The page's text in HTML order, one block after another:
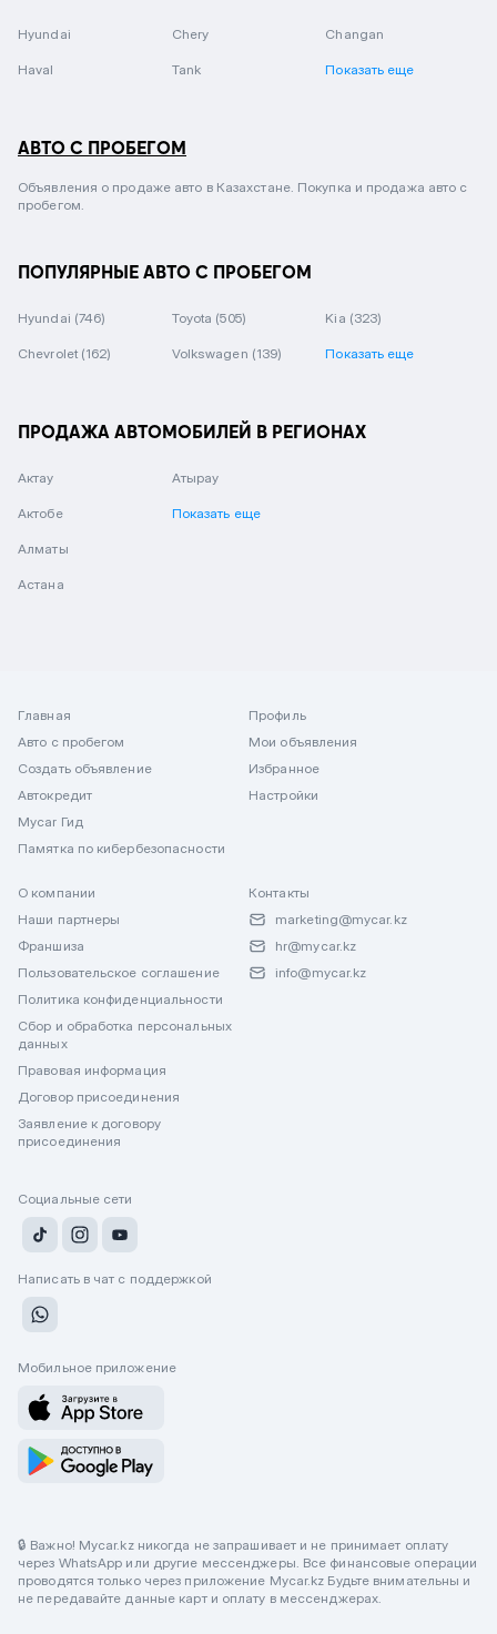
Hyundai Chery Changan
Haval Tank Показать еще
АВТО С ПРОБЕГОМ
Объявления о продаже авто в Казахстане. Покупка и продажа авто с
пробегом.
ПОПУЛЯРНЫЕ АВТО С ПРОБЕГОМ
Hyundai (746) Toyota (505) Kia (323)
Chevrolet (162) Volkswagen (139) Показать еще
ПРОДАЖА АВТОМОБИЛЕЙ В РЕГИОНАХ
Актау
Актобе
Алматы
Астана
Атырау
Показать еще
Главная
Авто с пробегом
Создать объявление
Автокредит
Mycar Гид
Памятка по кибербезопасности
Профиль
Мои объявления
Избранное
Настройки
О компании
Наши партнеры
Франшиза
Пользовательское соглашение
Политика конфиденциальности
Сбор и обработка персональных
данных
Правовая информация
Договор присоединения
Заявление к договору
присоединения
Контакты
marketing@mycar.kz
hr@mycar.kz
info@mycar.kz
Социальные сети
Написать в чат с поддержкой
Мобильное приложение
🔒 Важно! Mycar.kz никогда не запрашивает и не принимает оплату
через WhatsApp или другие мессенджеры. Все финансовые операции
проводятся только через приложение Mycar.kz Будьте внимательны и
не передавайте данные карт и оплату в мессенджерах.